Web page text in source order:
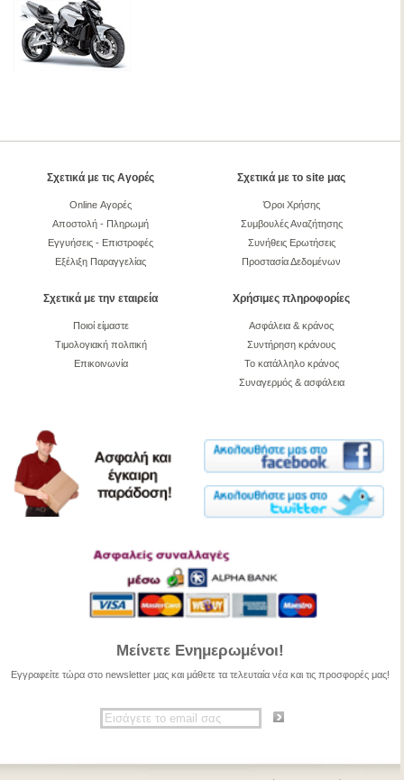
Σχετικά με τις Αγορές
Online Αγορές
Αποστολή - Πληρωμή
Εγγυήσεις - Επιστροφές
Εξέλιξη Παραγγελίας
Σχετικά με το site μας
Όροι Χρήσης
Συμβουλές Αναζήτησης
Συνήθεις Ερωτήσεις
Προστασία Δεδομένων
Σχετικά με την εταιρεία
Ποιοί είμαστε
Τιμολογιακή πολιτική
Επικοινωνία
Χρήσιμες πληροφορίες
Ασφάλεια & κράνος
Συντήρηση κράνους
Το κατάλληλο κράνος
Συναγερμός & ασφάλεια
Μείνετε Ενημερωμένοι!
Εγγραφείτε τώρα στο newsletter μας και μάθετε τα τελευταία νέα και τις προσφορές μας!